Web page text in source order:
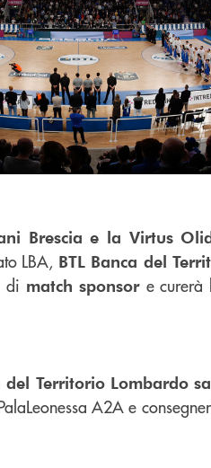
Brescia e la Virtus
LBA, BTL Banca del
di match sponsor e curerà
del Territorio Lombardo
A2A e